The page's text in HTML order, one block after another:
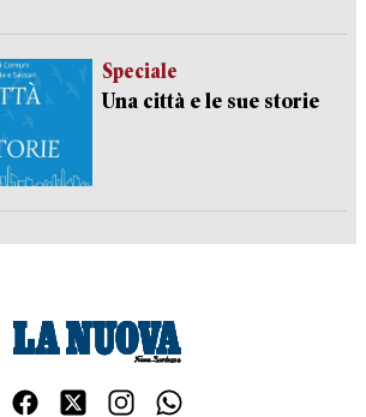
Speciale
Una città e le sue storie